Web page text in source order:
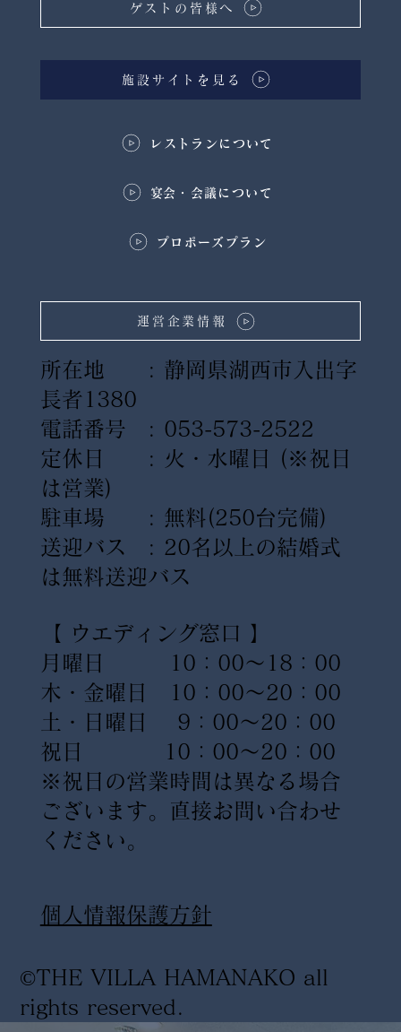
©THE VILLA HAMANAKO all
rights reserved
所在地 : 静岡県湖西市入出字
長者1380
電話番号 : 053-573-2522
定休日 : 火・水曜日
(※祝日
は営業)
駐車場 : 無料(250台完備)
送迎バス : 20名以上の結婚式
は無料送迎バス
​個人情報保護方針
【 ウエディング窓口 】
月曜日 10：00〜18：00
木・金曜日 10：00〜20：00
土・日曜日 9：00〜20：00
祝日 10：00〜20：00
※祝日の営業時間は異なる場合
ございます。直接お問い合わせ
ください。
施設サイトを見る
ゲストの皆様へ
運営企業情報
​宴会・会議について
プロポーズプラン
レストランについて